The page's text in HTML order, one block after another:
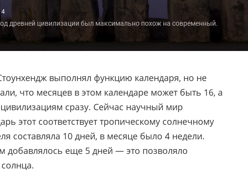
4
древней цивилизации был максимально похож на современный.
выполнял функцию календаря, но не
что месяцев в этом календаре может быть 16, а
сразу. Сейчас научный мир
этот соответствует тропическому солнечному
составляла 10 дней, в месяце было 4 недели.
добавлялось еще 5 дней — это позволяло